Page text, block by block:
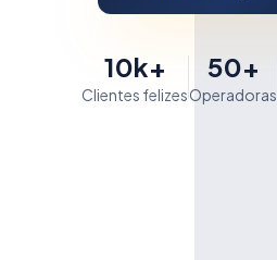
10k+
Clientes felizes
50+
Operadoras